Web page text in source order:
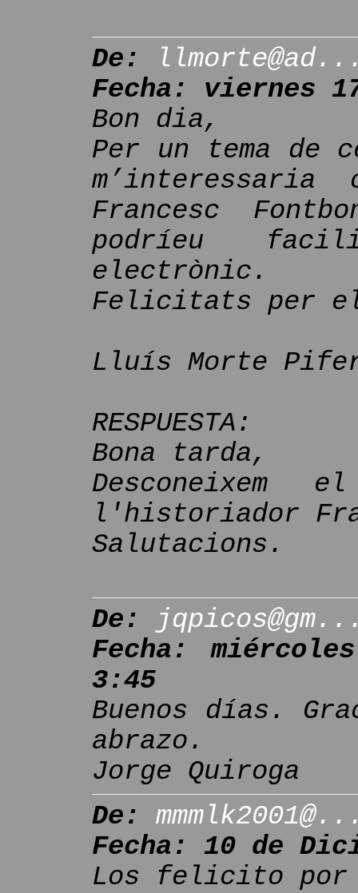
De:
Fecha: viernes
Bon dia,
Per un tema de
Francesc
podríeu
electrònic.
Felicitats per
Lluís Morte
RESPUESTA:
Bona tarda,
l'historiador
Salutacions.
De:
Fecha:
3:45
Buenos días.
abrazo.
Jorge Quiroga
De:
Fecha: 10 de
Los felicito por